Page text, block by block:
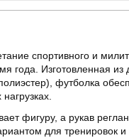
спортивного и
года. Изготовленная
футболка
фигуру, а рукав
для тренировок и